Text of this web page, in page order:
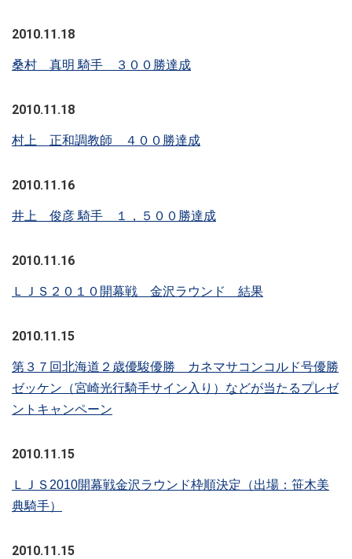
2010.11.18
桑村 真明 騎手 ３００勝達成
2010.11.18
村上 正和調教師 ４００勝達成
2010.11.16
井上 俊彦 騎手 １，５００勝達成
2010.11.16
ＬＪＳ２０１０開幕戦 金沢ラウンド 結果
2010.11.15
第３７回北海道２歳優駿優勝 カネマサコンコルド号優勝
ゼッケン（宮崎光行騎手サイン入り）などが当たるプレゼ
ントキャンペーン
2010.11.15
ＬＪＳ2010開幕戦金沢ラウンド枠順決定（出場：笹木美
典騎手）
2010.11.15